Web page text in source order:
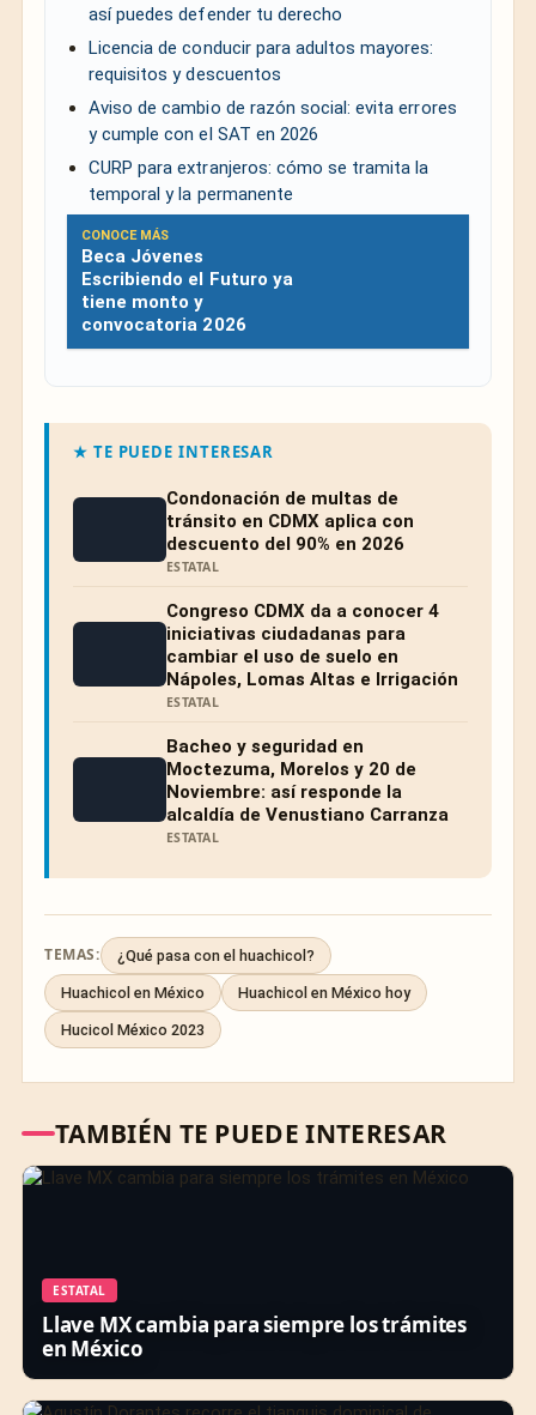
así puedes defender tu derecho
Licencia de conducir para adultos mayores:
requisitos y descuentos
Aviso de cambio de razón social: evita errores
y cumple con el SAT en 2026
CURP para extranjeros: cómo se tramita la
temporal y la permanente
CONOCE MÁS
Beca Jóvenes
Escribiendo el Futuro ya
tiene monto y
convocatoria 2026
★ TE PUEDE INTERESAR
Condonación de multas de
tránsito en CDMX aplica con
descuento del 90% en 2026
ESTATAL
Congreso CDMX da a conocer 4
iniciativas ciudadanas para
cambiar el uso de suelo en
Nápoles, Lomas Altas e Irrigación
ESTATAL
Bacheo y seguridad en
Moctezuma, Morelos y 20 de
Noviembre: así responde la
alcaldía de Venustiano Carranza
ESTATAL
TEMAS: ¿Qué pasa con el huachicol?
Huachicol en México Huachicol en México hoy
Hucicol México 2023
TAMBIÉN TE PUEDE INTERESAR
ESTATAL
Llave MX cambia para siempre los trámites
en México